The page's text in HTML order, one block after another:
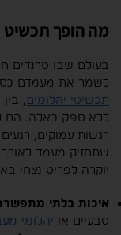
מה הופך תכשיט
בעולם שבו טרנדים
לשמר את מעמדם
תכשיטי יהלומים,
ללא ספק כאלה. הם
רגשות עמוקים,
שתחזיק מעמד
יוקרה לפריט נצחי
איכות בלתי
טבעיים או יהלומי